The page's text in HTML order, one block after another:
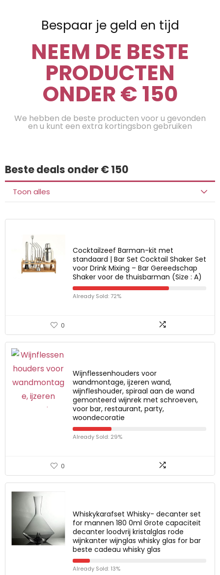
Bespaar je geld en tijd
NEEM DE BESTE
PRODUCTEN
ONDER € 150
We hebben de beste producten voor u gevonden
en u kunt een extra kortingsbon gebruiken
Beste deals onder € 150
Toon alles
Cocktailzeef Barman-kit met
standaard | Bar Set Cocktail Shaker Set
voor Drink Mixing – Bar Gereedschap
Shaker voor de thuisbarman (Size : A)
Already Sold: 72%
0
Wijnflessenhouders voor
wandmontage, ijzeren wand,
wijnfleshouder, spiraal aan de wand
gemonteerd wijnrek met schroeven,
voor bar, restaurant, party,
woondecoratie
Already Sold: 29%
0
Whiskykarafset Whisky- decanter set
for mannen 180 0ml Grote capaciteit
decanter loodvrij kristalglas rode
wijnkanter wijnglas whisky glas for bar
beste cadeau whisky glas
Already Sold: 13%